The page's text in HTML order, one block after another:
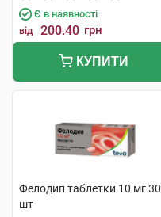
Є в наявності
від 200.40 грн
КУПИТИ
Фелодип таблетки 10 мг 30
шт